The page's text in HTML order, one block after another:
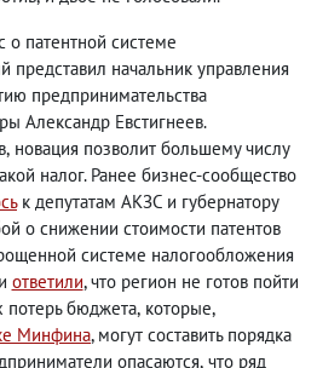
патентной системе
представил начальник управления
предпринимательства
Александр Евстигнеев.
, новация позволит большему числу
налог. Ранее бизнес-сообщество
к депутатам АКЗС и губернатору
о снижении стоимости патентов
системе налогообложения
ответили, что регион не готов пойти
потерь бюджета, которые,
Минфина, могут составить порядка
опасаются, что ряд